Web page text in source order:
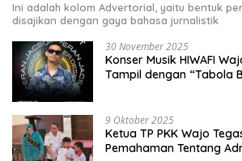
Ini adalah kolom Advertorial, yaitu bentuk
disajikan dengan gaya bahasa jurnalistik
30 November 2025
Konser Musik HIWAFI
Tampil dengan “Tabola
9 Oktober 2025
Ketua TP PKK Wajo
Pemahaman Tentang